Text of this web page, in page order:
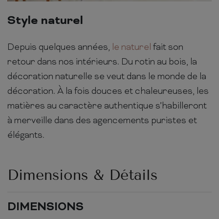
Style naturel
Depuis quelques années, le naturel fait son
retour dans nos intérieurs. Du rotin au bois, la
décoration naturelle se veut dans le monde de la
décoration. À la fois douces et chaleureuses, les
matières au caractère authentique s’habilleront
à merveille dans des agencements puristes et
élégants.
Dimensions & Détails
DIMENSIONS